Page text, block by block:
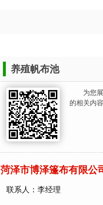
养殖帆布池
为您
的相关内容
菏泽市博泽篷布有限公
联系人：李经理